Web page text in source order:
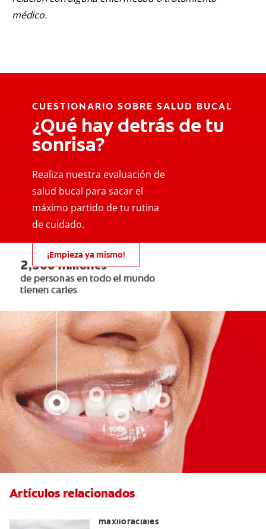
médico.
CUESTIONARIO SOBRE SALUD BUCAL
¿Qué hay detrás de tu
sonrisa?
Realiza nuestra evaluación de
salud bucal para sacar el
máximo partido de tu rutina
de cuidado.
¡Empieza ya mismo!
Artículos relacionados
maxilofaciales